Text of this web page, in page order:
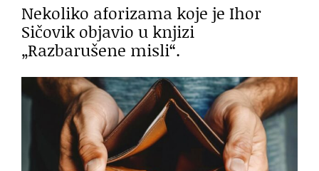
Nekoliko aforizama koje je Ihor
Sičovik objavio u knjizi
„Razbarušene misli“.